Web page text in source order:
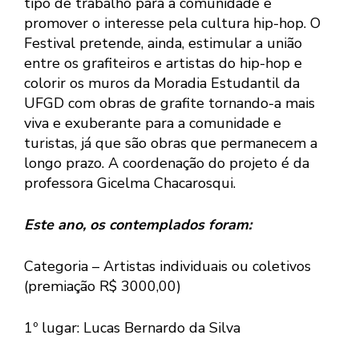
promover o interesse pela cultura hip-hop. O
Festival pretende, ainda, estimular a união
entre os grafiteiros e artistas do hip-hop e
colorir os muros da Moradia Estudantil da
UFGD com obras de grafite tornando-a mais
viva e exuberante para a comunidade e
turistas, já que são obras que permanecem a
longo prazo. A coordenação do projeto é da
professora Gicelma Chacarosqui.
Este ano, os contemplados foram:
Categoria – Artistas individuais ou coletivos
(premiação R$ 3000,00)
1º lugar: Lucas Bernardo da Silva